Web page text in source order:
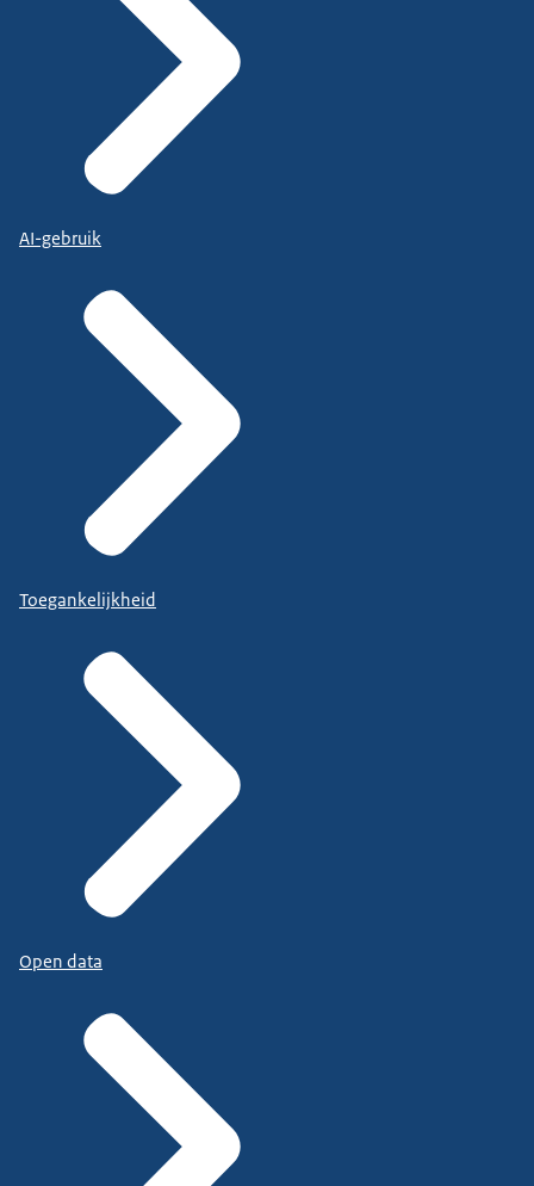
AI-gebruik
Toegankelijkheid
Open data